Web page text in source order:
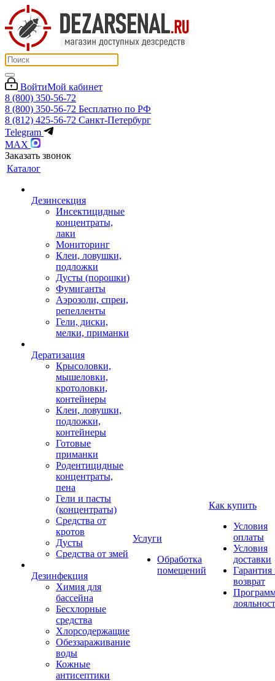
ВойтиМой кабинет
8 (800) 350-56-72
8 (800) 350-56-72 Бесплатно по РФ
8 (812) 425-56-72 Санкт-Петербург
Telegram
MAX
Заказать звонок
Каталог
Дезинсекция
Инсектицидные
концентраты,
лаки
Мониторинг
Клеи, ловушки,
подложки
Дусты (порошки)
Фумиганты
Аэрозоли, спреи,
репелленты
Гели, диски,
мелки, приманки
Дератизация
Крысоловки,
мышеловки,
кротоловки,
контейнеры
Клеи, ловушки,
подложки,
контейнеры
Готовые
приманки
Родентицидные
концентраты,
пена
Гели и пасты
(концентраты)
Средства от
кротов
Дусты
Средства от змей
Дезинфекция
Химия для
бассейна
Бесхлорные
средства
Хлорсодержащие
Обеззараживание
воды
Кожные
антисептики
Услуги
Обработка
помещений
Как купить
Условия
оплаты
Условия
доставки
Гарантия
возврат